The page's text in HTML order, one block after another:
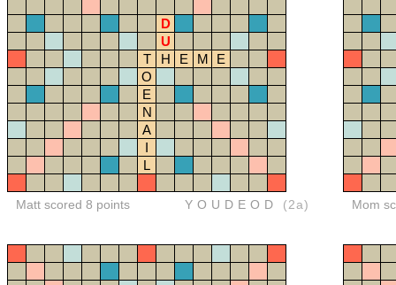
D
U
T
H E M
E
O
E
N
A
I
L
Matt scored 8 points YOUDEOD (2a) Mom